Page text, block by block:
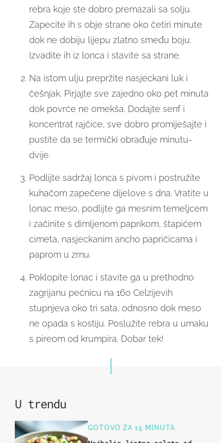
rebra koje ste dobro premazali sa solju.
Zapecite ih s obje strane oko četiri minute
dok ne dobiju lijepu zlatno smeđu boju.
Izvadite ih iz lonca i stavite sa strane.
Na istom ulju prepržite nasjeckani luk i
češnjak. Pirjajte sve zajedno oko pet minuta
dok povrće ne omekša. Dodajte senf i
koncentrat rajčice, sve dobro promiješajte i
pustite da se termički obrađuje minutu-
dvije.
Podlijte sadržaj lonca s pivom i postružite
kuhačom zapečene dijelove s dna. Vratite u
lonac meso, podlijte ga mesnim temeljcem
i začinite s dimljenom paprikom, štapićem
cimeta, nasjeckanim ancho papričicama i
paprom u zrnu.
Poklopite lonac i stavite ga u prethodno
zagrijanu pećnicu na 160 Celzijevih
stupnjeva oko tri sata, odnosno dok meso
ne opada s kostiju. Poslužite rebra u umaku
s pireom od krumpira. Dobar tek!
U trendu
GOTOVO ZA 15 MINUTA